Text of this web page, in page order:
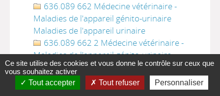
636.089 662 Médecine vétérinaire -
Maladies de l'appareil génito-urinaire
Maladies de l'appareil urinaire
636.089 662 2 Médecine vétérinaire -
Maladies de l'appareil génito-urinaire
Maladies de l'appareil urinaire
636.089 665 Médecine vétérinaire -
Maladies de l'appareil génital
Ce site utilise des cookies et vous donne le contrôle sur ceux que
vous souhaitez activer
Tout accepter
Tout refuser Personnaliser